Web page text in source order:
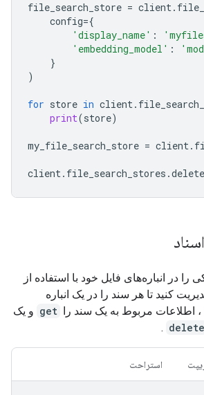
file_search_store = client.
config={
'display_name' :
'embedding_model' :
}
)
for store in client.
print(store)
my_file_search_store = client.
client. file_search_stores .delete
را در انباره‌های فایل خود با استفاده از
کنید تا هر سند را در یک انباره
، اطلاعات مربوط به یک سند را get و یک
delete
.
استراحت